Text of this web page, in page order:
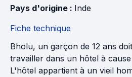
Pays d'origine : Inde
Fiche technique
Bholu, un garçon de 12 ans
travailler dans un hôtel à
L'hôtel appartient à un vieil